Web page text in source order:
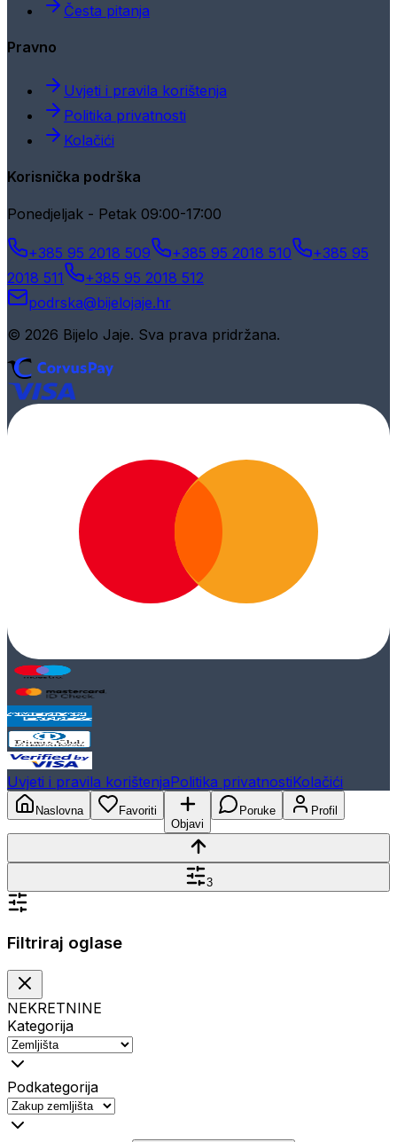
Česta pitanja
Pravno
Uvjeti i pravila korištenja
Politika privatnosti
Kolačići
Korisnička podrška
Ponedjeljak - Petak 09:00-17:00
+385 95 2018 509 +385 95 2018 510
+385 95
2018 511
+385 95 2018 512
podrska@bijelojaje.hr
© 2026 Bijelo Jaje. Sva prava pridržana.
Uvjeti i pravila korištenjaPolitika privatnostiKolačići
Naslovna
Favoriti
Objavi
Poruke Profil
3
Filtriraj oglase
NEKRETNINE
Kategorija
Podkategorija